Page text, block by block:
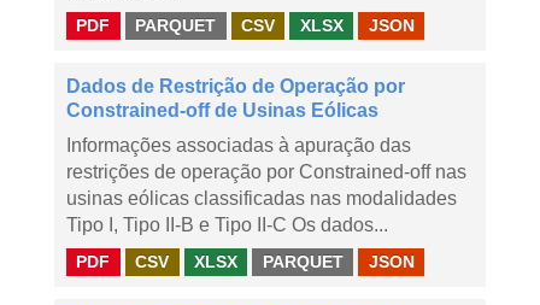
PDF PARQUET CSV XLSX JSON
Dados de Restrição de Operação por
Constrained-off de Usinas Eólicas
Informações associadas à apuração das
restrições de operação por Constrained-off nas
usinas eólicas classificadas nas modalidades
Tipo I, Tipo II-B e Tipo II-C Os dados...
PDF CSV XLSX PARQUET JSON